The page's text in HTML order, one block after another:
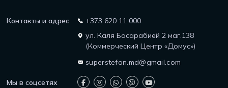
Контакты и адрес
+373 620 11 000
ул. Каля Басарабией 2 маг.138
(Коммерческий Центр «Домус»)
superstefan.md@gmail.com
Мы в соцсетях